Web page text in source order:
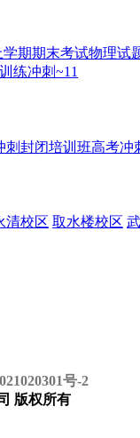
学期期末考试物理试
练冲刺~11
刺封闭培训班高考冲
清校区 取水楼校区
号-2
版权所有